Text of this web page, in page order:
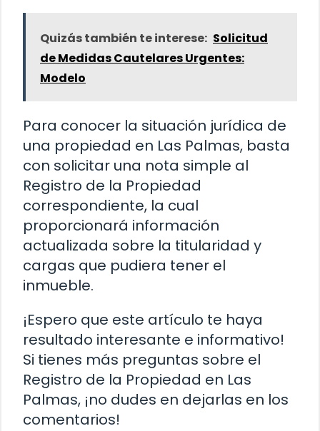
Quizás también te interese: Solicitud
de Medidas Cautelares Urgentes:
Modelo
Para conocer la situación jurídica de
una propiedad en Las Palmas, basta
con solicitar una nota simple al
Registro de la Propiedad
correspondiente, la cual
proporcionará información
actualizada sobre la titularidad y
cargas que pudiera tener el
inmueble.
¡Espero que este artículo te haya
resultado interesante e informativo!
Si tienes más preguntas sobre el
Registro de la Propiedad en Las
Palmas, ¡no dudes en dejarlas en los
comentarios!